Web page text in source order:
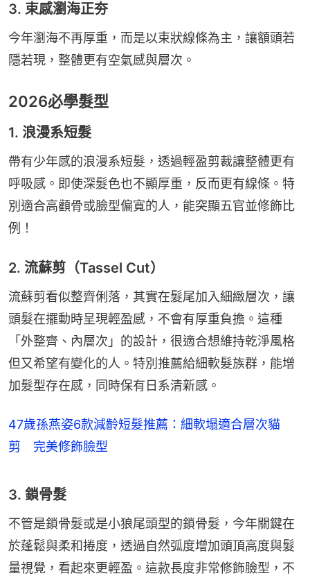
3. 束感瀏海正夯
今年瀏海不再厚重，而是以束狀線條為主，讓額頭若
隱若現，整體更有空氣感與層次。
2026必學髮型
1. 浪漫系短髮
帶有少年感的浪漫系短髮，透過輕盈剪裁讓整體更有
呼吸感。即使深髮色也不顯厚重，反而更有線條。特
別適合高顴骨或臉型偏寬的人，能突顯五官並修飾比
例！
2. 流蘇剪（Tassel Cut）
流蘇剪看似整齊俐落，其實在髮尾加入細緻層次，讓
頭髮在擺動時呈現輕盈感，不會有厚重負擔。這種
「外整齊、內層次」的設計，很適合想維持乾淨風格
但又希望有變化的人。特別推薦給細軟髮族群，能增
加髮型存在感，同時保有日系清新感。
47歲孫燕姿6款減齡短髮推薦：細軟塌適合層次貓
剪 完美修飾臉型
3. 鎖骨髮
不管是鎖骨髮或是小狼尾頭型的鎖骨髮，今年關鍵在
於蓬鬆與柔和捲度，透過自然弧度增加頭頂高度與髮
量視覺，看起來更輕盈。這款長度非常修飾臉型，不